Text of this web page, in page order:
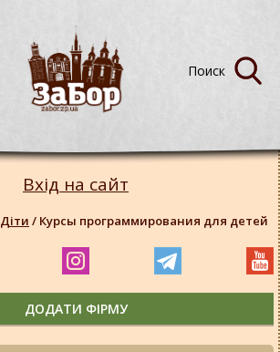
Вхід на сайт
Діти / Курсы программирования для детей
ДОДАТИ ФІРМУ